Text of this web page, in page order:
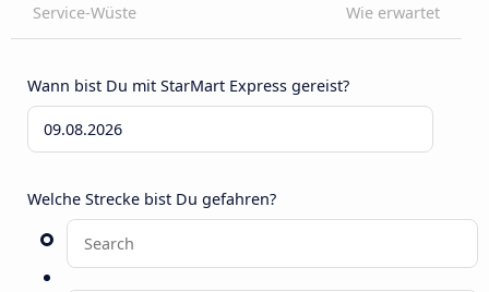
Service-Wüste
Wie erwartet
Wann bist Du mit StarMart Express gereist?
Welche Strecke bist Du gefahren?